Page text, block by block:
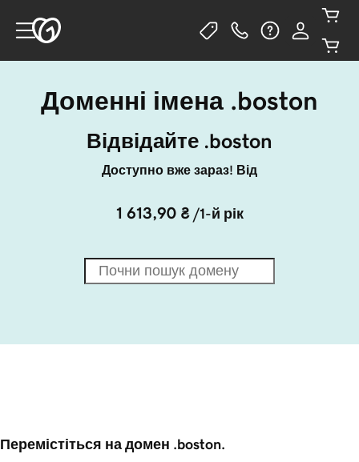
Доменні імена .boston
Відвідайте .boston
Доступно вже зараз! Від
1 613,90 ₴ /1-й рік
Перемістіться на домен .boston.